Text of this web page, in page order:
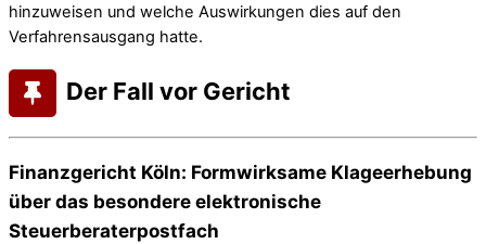
hinzuweisen und welche Auswirkungen dies auf den
Verfahrensausgang hatte.
Der Fall vor Gericht
Finanzgericht Köln: Formwirksame Klageerhebung
über das besondere elektronische
Steuerberaterpostfach